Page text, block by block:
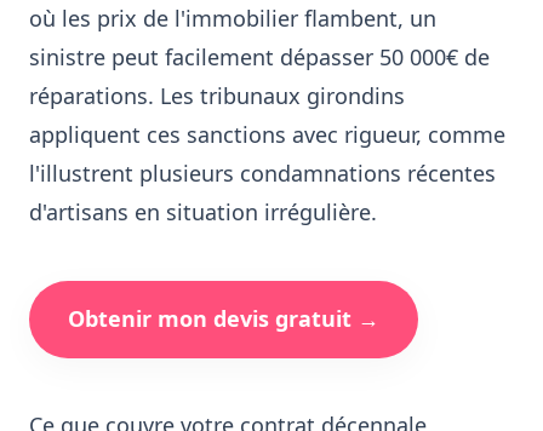
où les prix de l'immobilier flambent, un
sinistre peut facilement dépasser 50 000€ de
réparations. Les tribunaux girondins
appliquent ces sanctions avec rigueur, comme
l'illustrent plusieurs condamnations récentes
d'artisans en situation irrégulière.
Obtenir mon devis gratuit →